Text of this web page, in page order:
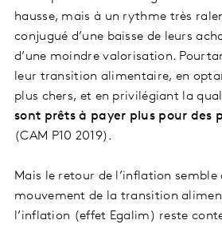
hausse, mais à un rythme très
conjugué d’une baisse de leurs
d’une moindre valorisation.
leur transition alimentaire, en
plus chers, et en privilégiant la
sont prêts à payer plus pour des
(CAM P10 2019).
Mais le retour de l’inflation semble
mouvement de la transition
l’inflation (effet Egalim) reste